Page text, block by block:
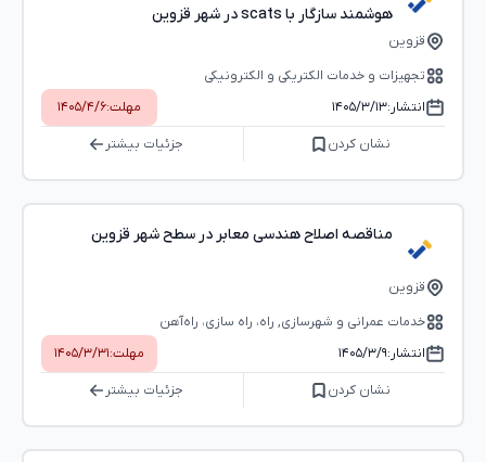
هوشمند سازگار با scats در شهر قزوین
قزوین
تجهیزات و خدمات الکتریکی و الکترونیکی
انتشار:۱۴۰۵/۳/۱۳ مهلت:۱۴۰۵/۴/۶
نشان کردن جزئیات بیشتر
مناقصه اصلاح هندسی معابر در سطح شهر قزوین
قزوین
خدمات عمرانی و شهرسازی, راه، راه‌ سازی، راه‌آهن
انتشار:۱۴۰۵/۳/۹ مهلت:۱۴۰۵/۳/۳۱
نشان کردن جزئیات بیشتر